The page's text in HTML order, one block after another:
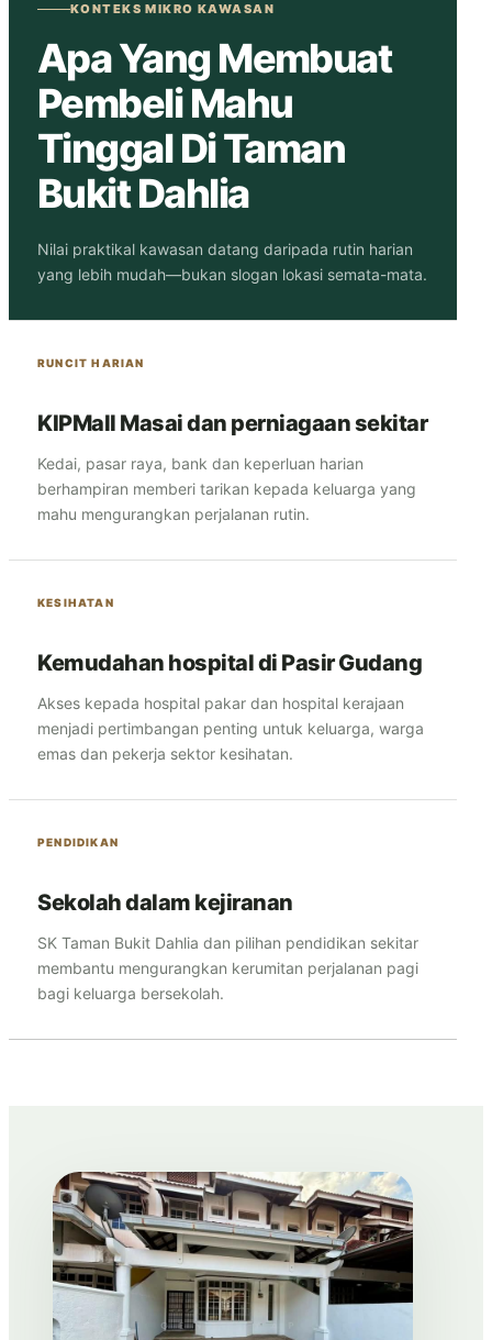
KONTEKS MIKRO KAWASAN
Apa Yang Membuat
Pembeli Mahu
Tinggal Di Taman
Bukit Dahlia
Nilai praktikal kawasan datang daripada rutin harian
yang lebih mudah—bukan slogan lokasi semata-mata.
RUNCIT HARIAN
KIPMall Masai dan perniagaan sekitar
Kedai, pasar raya, bank dan keperluan harian
berhampiran memberi tarikan kepada keluarga yang
mahu mengurangkan perjalanan rutin.
KESIHATAN
Kemudahan hospital di Pasir Gudang
Akses kepada hospital pakar dan hospital kerajaan
menjadi pertimbangan penting untuk keluarga, warga
emas dan pekerja sektor kesihatan.
PENDIDIKAN
Sekolah dalam kejiranan
SK Taman Bukit Dahlia dan pilihan pendidikan sekitar
membantu mengurangkan kerumitan perjalanan pagi
bagi keluarga bersekolah.